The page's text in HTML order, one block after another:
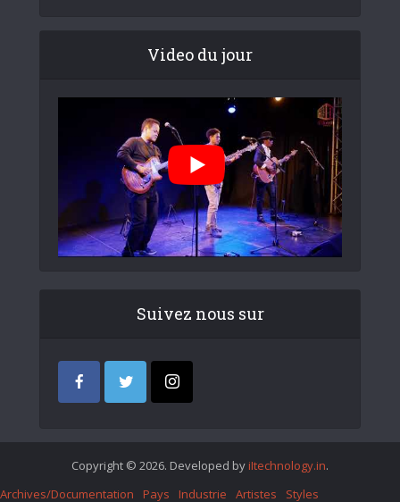
Video du jour
Suivez nous sur
Copyright © 2026. Developed by iItechnology.in.
Archives/Documentation
Pays Industrie Artistes Styles